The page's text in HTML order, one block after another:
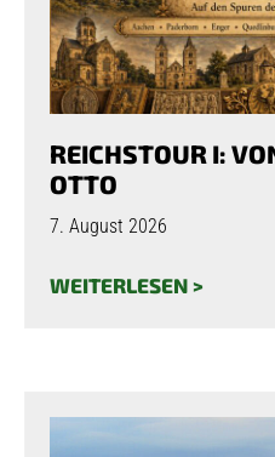
REICHSTOUR I:
OTTO
7. August 2026
WEITERLESEN >